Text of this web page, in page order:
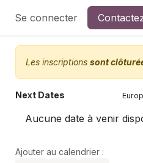
Se connecter
Les inscriptions sont
Next Dates
Aucune date à venir
Ajouter au calendrier :